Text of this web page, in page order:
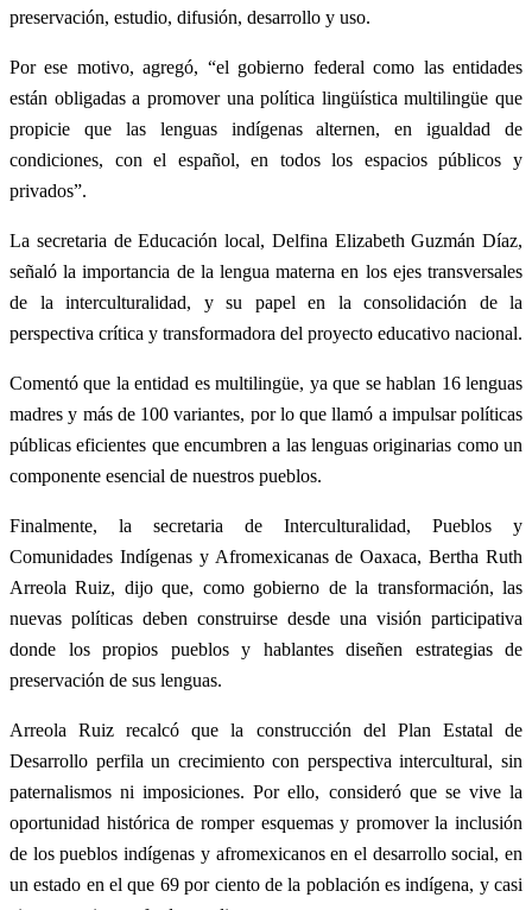
preservación, estudio, difusión, desarrollo y uso.
Por ese motivo, agregó, “el gobierno federal como las entidades
están obligadas a promover una política lingüística multilingüe que
propicie que las lenguas indígenas alternen, en igualdad de
condiciones, con el español, en todos los espacios públicos y
privados”.
La secretaria de Educación local, Delfina Elizabeth Guzmán Díaz,
señaló la importancia de la lengua materna en los ejes transversales
de la interculturalidad, y su papel en la consolidación de la
perspectiva crítica y transformadora del proyecto educativo nacional.
Comentó que la entidad es multilingüe, ya que se hablan 16 lenguas
madres y más de 100 variantes, por lo que llamó a impulsar políticas
públicas eficientes que encumbren a las lenguas originarias como un
componente esencial de nuestros pueblos.
Finalmente, la secretaria de Interculturalidad, Pueblos y
Comunidades Indígenas y Afromexicanas de Oaxaca, Bertha Ruth
Arreola Ruiz, dijo que, como gobierno de la transformación, las
nuevas políticas deben construirse desde una visión participativa
donde los propios pueblos y hablantes diseñen estrategias de
preservación de sus lenguas.
Arreola Ruiz recalcó que la construcción del Plan Estatal de
Desarrollo perfila un crecimiento con perspectiva intercultural, sin
paternalismos ni imposiciones. Por ello, consideró que se vive la
oportunidad histórica de romper esquemas y promover la inclusión
de los pueblos indígenas y afromexicanos en el desarrollo social, en
un estado en el que 69 por ciento de la población es indígena, y casi